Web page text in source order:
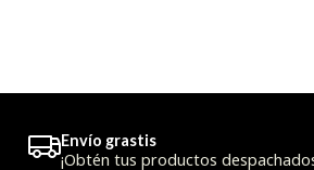
Envío grastis
¡Obtén tus productos